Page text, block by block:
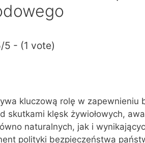
5 - (1 vote)
kluczową rolę w zapewnieniu
skutkami klęsk żywiołowych,
naturalnych, jak i
polityki bezpieczeństwa